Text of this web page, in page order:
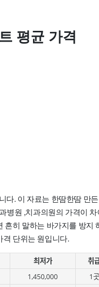
평균 가격
다. 이 자료는 한땀한땀 만
병원 ,치과의원의 가격이
히 말하는 바가지를 방지
단위는 원입니다.
최저가 취
1,450,000 1곳